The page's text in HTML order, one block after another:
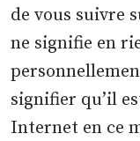
de vous suivre
ne signifie en
signifier qu’il
Internet en ce